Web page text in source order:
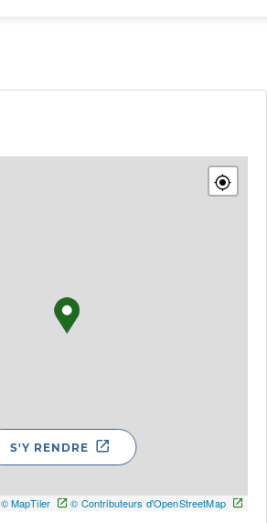
© MapTiler © Contributeurs d'OpenStreetMap
S'Y RENDRE